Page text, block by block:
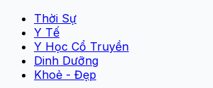
Thời Sự
Y Tế
Y Học Cổ Truyền
Dinh Dưỡng
Khoẻ - Đẹp